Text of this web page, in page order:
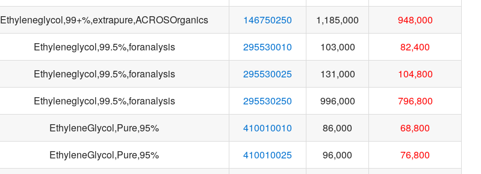
Ethyleneglycol,99+%,extrapure,ACROSOrganics
146750250 1,185,000
948,000
Ethyleneglycol,99.5%,foranalysis
295530010 103,000
82,400
Ethyleneglycol,99.5%,foranalysis
295530025 131,000
104,800
Ethyleneglycol,99.5%,foranalysis
295530250 996,000
796,800
EthyleneGlycol,Pure,95%
410010010 86,000
68,800
EthyleneGlycol,Pure,95%
410010025 96,000
76,800